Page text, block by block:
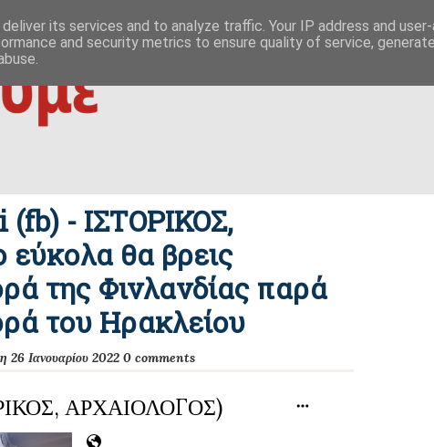
ΟΥΤΩ ΕΥΣΗΜΟΝ ΛΟΓΟΝ ΜΙΚΡΟΚΟΣΜΟΙ ΦΙΛΙΚΕΣ ΣΕΛΙΔΕΣ
της οικονομίας|δημοκρατία / συμβουλιακές βάσεις σχέσεων
- ΙΣΤΟΡΙΚΟΣ,
θα βρεις
της Φινλανδίας παρά
του Ηρακλείου
26 Ιανουαρίου 2022 0 comments
ΑΡΧΑΙΟΛΟΓΟΣ)
its services and to analyze traffic. Your IP address and
and security metrics to ensure quality of service,